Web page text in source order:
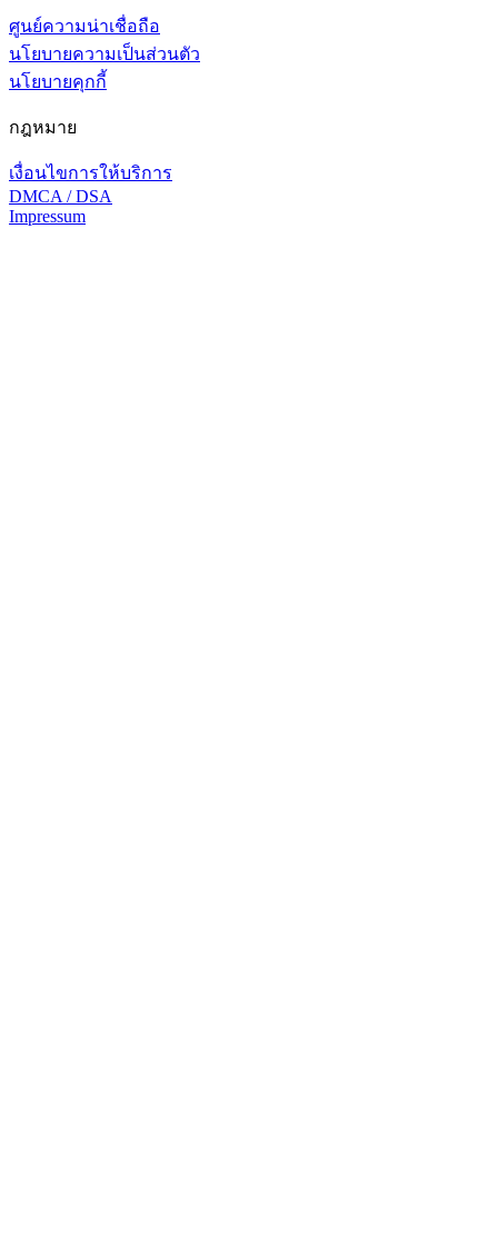
ศูนย์ความน่าเชื่อถือ
นโยบายความเป็นส่วนตัว
นโยบายคุกกี้
กฎหมาย
เงื่อนไขการให้บริการ
DMCA / DSA
Impressum